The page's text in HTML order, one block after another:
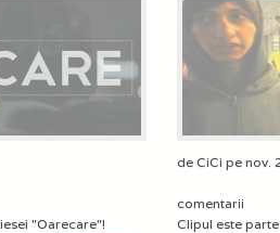
"Oarecare"!
de CiCi pe nov.
comentarii
Clipul este